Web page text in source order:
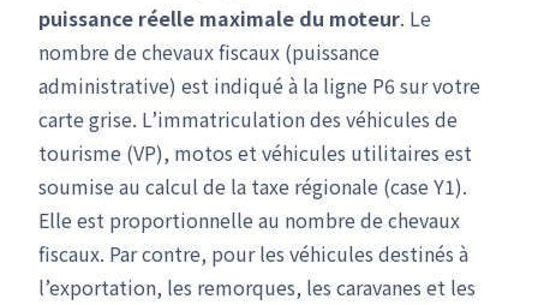
puissance réelle maximale du moteur. Le
nombre de chevaux fiscaux (puissance
administrative) est indiqué à la ligne P6 sur votre
carte grise. L’immatriculation des véhicules de
tourisme (VP), motos et véhicules utilitaires est
soumise au calcul de la taxe régionale (case Y1).
Elle est proportionnelle au nombre de chevaux
fiscaux. Par contre, pour les véhicules destinés à
l’exportation, les remorques, les caravanes et les